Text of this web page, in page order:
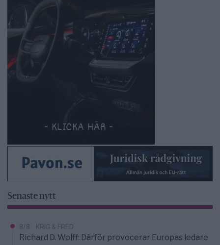
Senaste nytt
8/8 KRIG & FRED
Richard D. Wolff: Därför provocerar Europas ledare